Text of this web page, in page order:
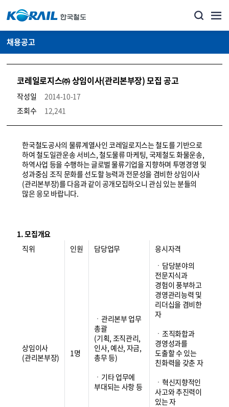
채용공고
코레일로지스㈜ 상임이사(관리본부장) 모집 공고
작성일
2014-10-17
조회수
12,241
코레일소개_경영공시_채용공고 상세보기 – 내용, 파일, 담당자 연락처로 구성
한국철도공사의 물류계열사인 코레일로지스는 철도를 기반으로
하여 철도일관운송 서비스, 철도물류 마케팅, 국제철도 화물운송,
하역사업 등을 수행하는 글로벌 물류기업을 지향하며 투명경영 및
성과중심 조직 문화를 선도할 능력과 전문성을 겸비한 상임이사
(관리본부장)를 다음과 같이 공개모집하오니 관심 있는 분들의
많은 응모 바랍니다.
1. 모집개요
직위
인원 담당업무 응시자격
상임이사
(관리본부장)
1명
ㆍ관리본부 업무
총괄
(기획, 조직관리,
인사, 예산, 자금,
총무 등)
ㆍ기타 업무에
부대되는 사항 등
ㆍ담당분야의
전문지식과
경험이 풍부하고
경영관리능력 및
리더십을 겸비한
자
ㆍ조직화합과
경영성과를
도출할 수 있는
친화력을 갖춘 자
ㆍ혁신지향적인
사고와 추진력이
있는 자